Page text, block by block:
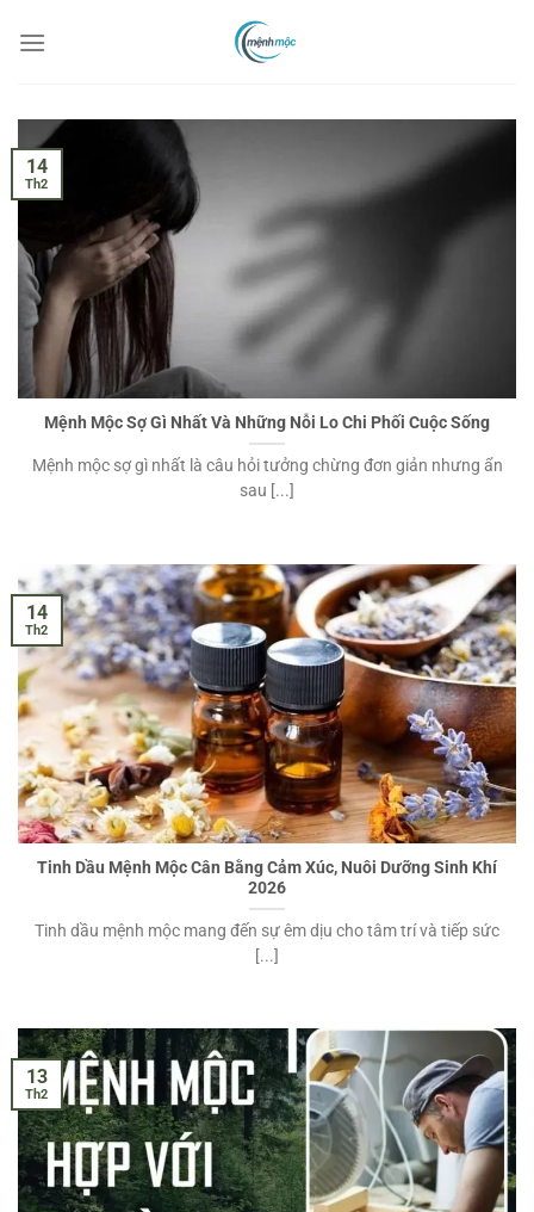
đến
Mệnh Mộc Sợ Gì Nhất Và Những Nỗi Lo Chi Phối Cuộc Sống
Mệnh mộc sợ gì nhất là câu hỏi tưởng chừng đơn giản nhưng ẩn
sau [...]
14
Th2
Tinh Dầu Mệnh Mộc Cân Bằng Cảm Xúc, Nuôi Dưỡng Sinh Khí
2026
Tinh dầu mệnh mộc mang đến sự êm dịu cho tâm trí và tiếp sức
[...]
14
Th2
13
Th2